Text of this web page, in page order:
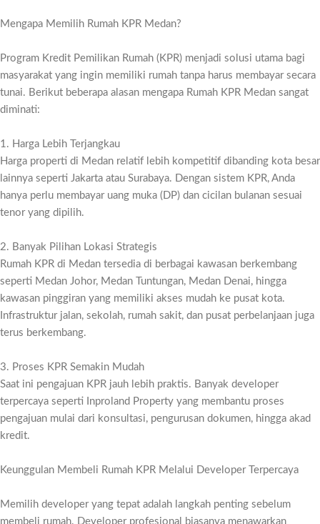
Mengapa Memilih Rumah KPR Medan?
Program Kredit Pemilikan Rumah (KPR) menjadi solusi utama bagi
masyarakat yang ingin memiliki rumah tanpa harus membayar secara
tunai. Berikut beberapa alasan mengapa Rumah KPR Medan sangat
diminati:
1. Harga Lebih Terjangkau
Harga properti di Medan relatif lebih kompetitif dibanding kota besar
lainnya seperti Jakarta atau Surabaya. Dengan sistem KPR, Anda
hanya perlu membayar uang muka (DP) dan cicilan bulanan sesuai
tenor yang dipilih.
2. Banyak Pilihan Lokasi Strategis
Rumah KPR di Medan tersedia di berbagai kawasan berkembang
seperti Medan Johor, Medan Tuntungan, Medan Denai, hingga
kawasan pinggiran yang memiliki akses mudah ke pusat kota.
Infrastruktur jalan, sekolah, rumah sakit, dan pusat perbelanjaan juga
terus berkembang.
3. Proses KPR Semakin Mudah
Saat ini pengajuan KPR jauh lebih praktis. Banyak developer
terpercaya seperti Inproland Property yang membantu proses
pengajuan mulai dari konsultasi, pengurusan dokumen, hingga akad
kredit.
Keunggulan Membeli Rumah KPR Melalui Developer Terpercaya
Memilih developer yang tepat adalah langkah penting sebelum
membeli rumah. Developer profesional biasanya menawarkan